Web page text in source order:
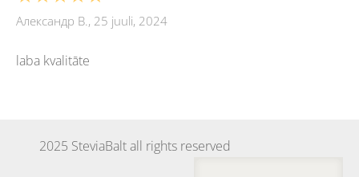
Александр В., 25 juuli, 2024
laba kvalitāte
2025 SteviaBalt all rights reserved